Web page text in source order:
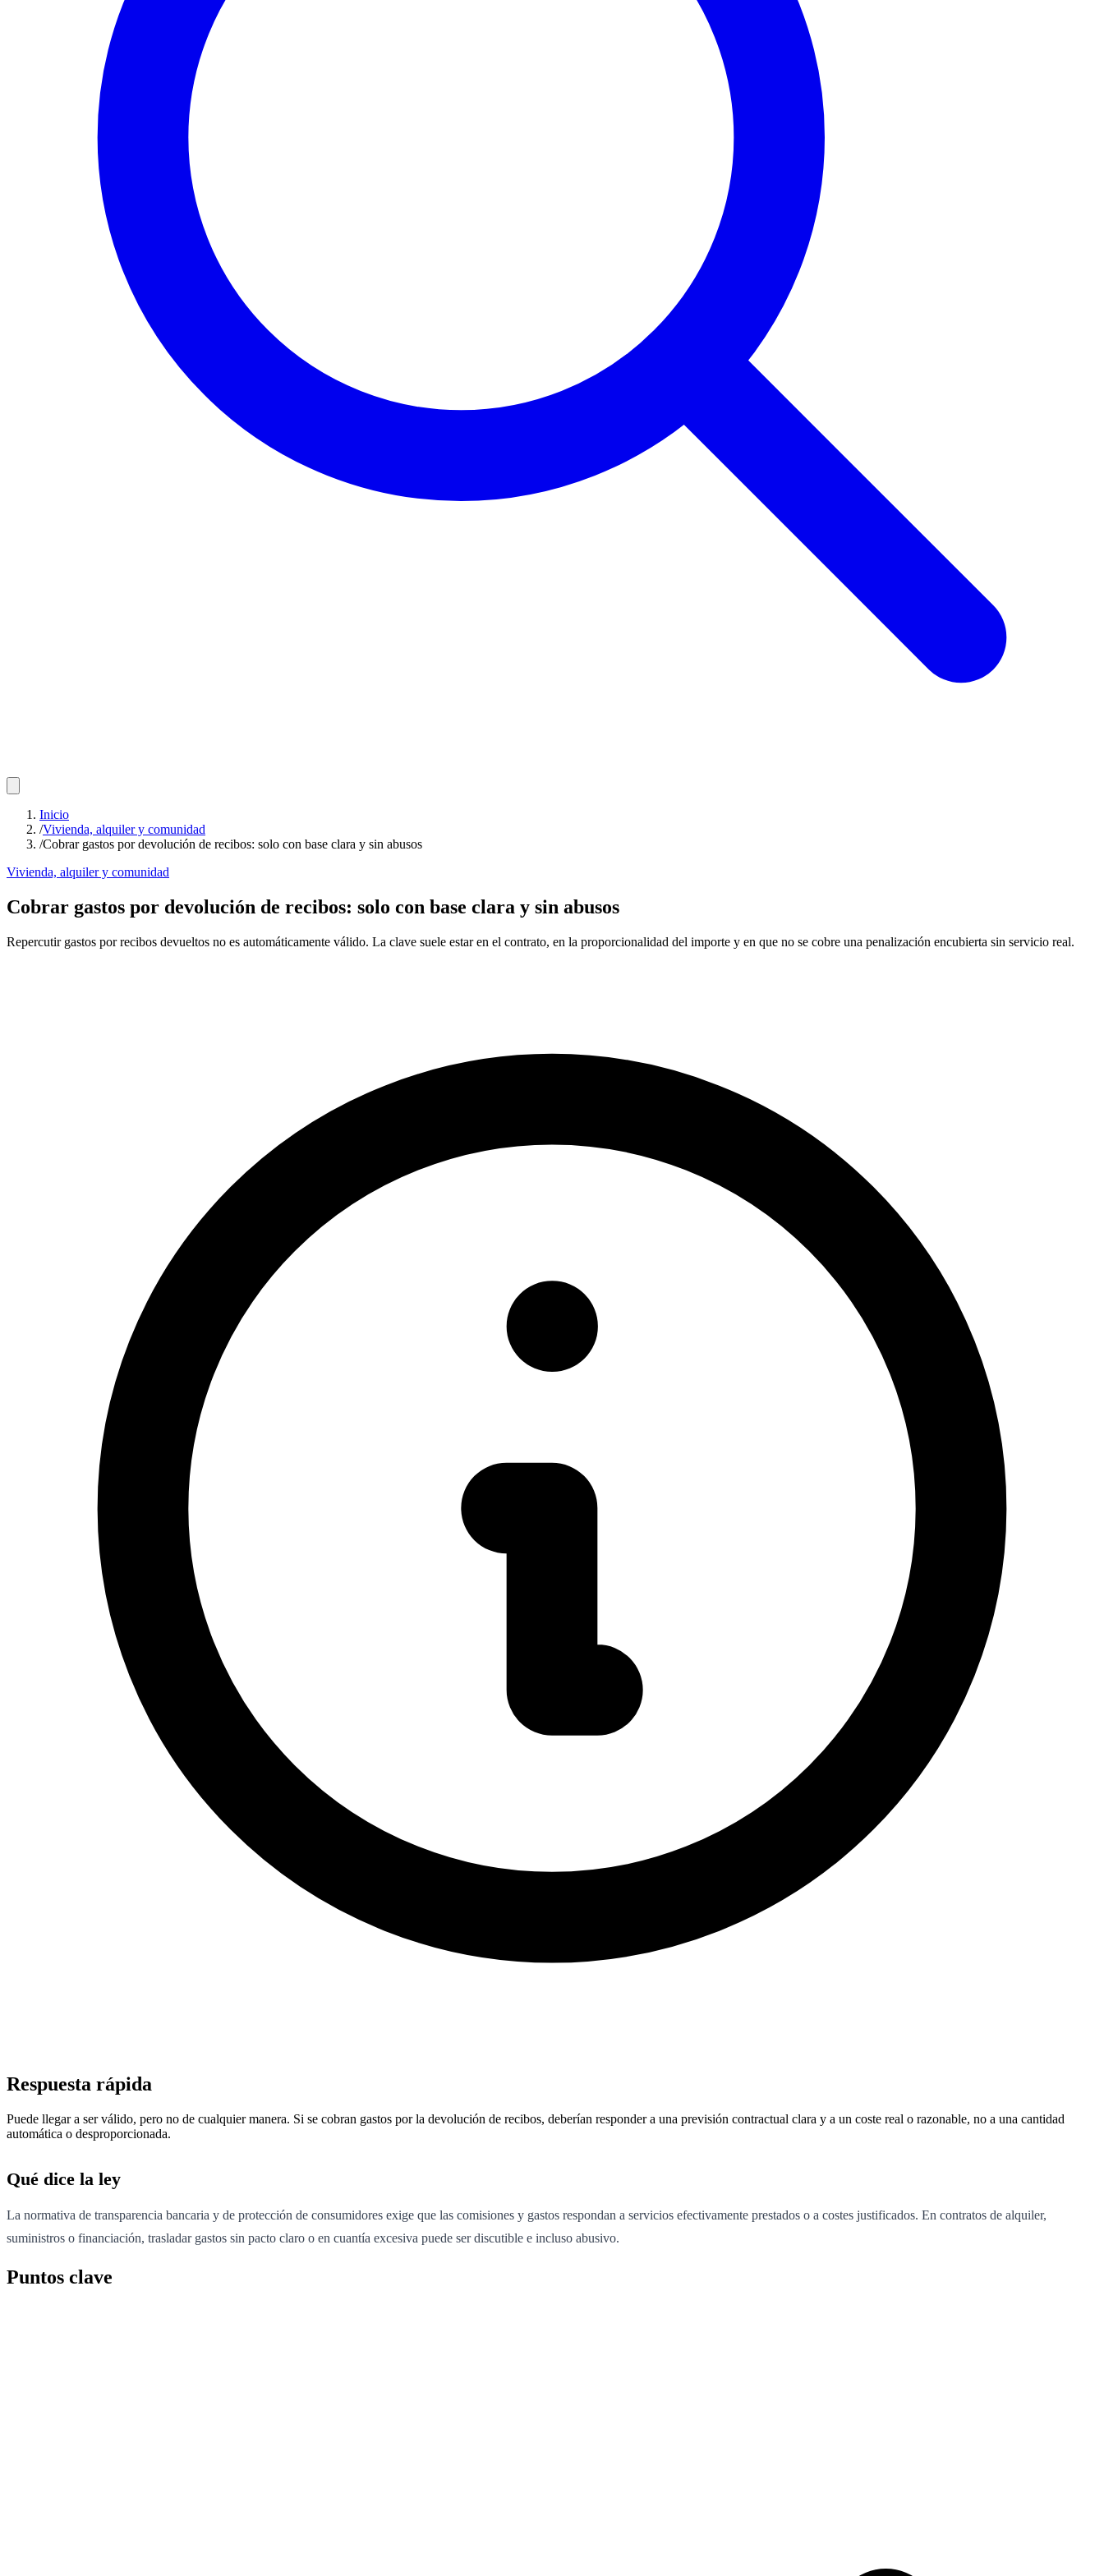
Inicio
/Vivienda, alquiler y comunidad
/Cobrar gastos por devolución de recibos: solo con base clara y sin abusos
Vivienda, alquiler y comunidad
Cobrar gastos por devolución de recibos: solo con base clara y sin abusos
Repercutir gastos por recibos devueltos no es automáticamente válido. La clave suele estar en el contrato, en la proporcionalidad del importe y en que no se cobre una penalización encubierta sin servicio real.
Respuesta rápida
Puede llegar a ser válido, pero no de cualquier manera. Si se cobran gastos por la devolución de recibos, deberían responder a una previsión contractual clara y a un coste real o razonable, no a una cantidad
automática o desproporcionada.
Qué dice la ley
La normativa de transparencia bancaria y de protección de consumidores exige que las comisiones y gastos respondan a servicios efectivamente prestados o a costes justificados. En contratos de alquiler,
suministros o financiación, trasladar gastos sin pacto claro o en cuantía excesiva puede ser discutible e incluso abusivo.
Puntos clave